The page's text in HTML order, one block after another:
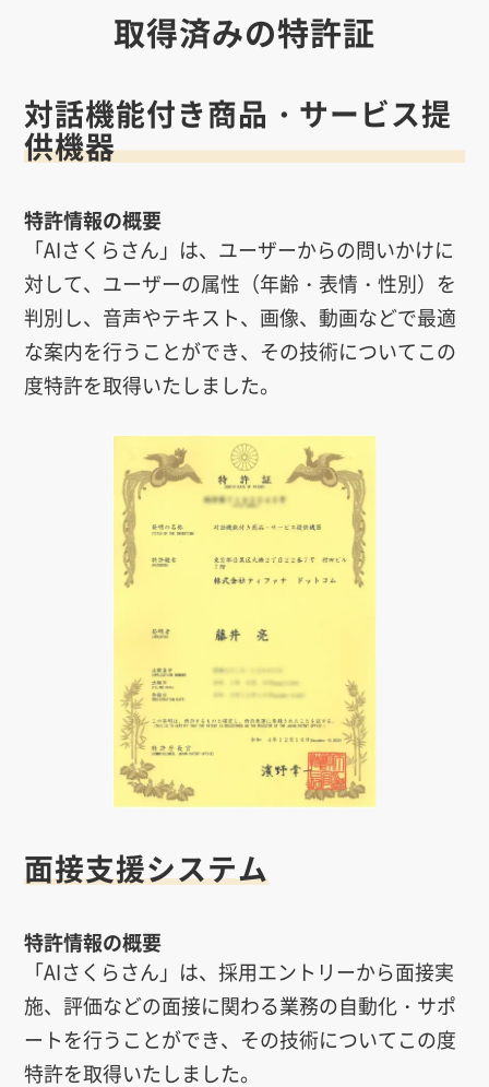
取得済みの特許証
対話機能付き商品・サービス提
供機器
特許情報の概要
「AIさくらさん」は、ユーザーからの問いかけに
対して、ユーザーの属性（年齢・表情・性別）を
判別し、音声やテキスト、画像、動画などで最適
な案内を行うことができ、その技術についてこの
度特許を取得いたしました。
面接支援システム
特許情報の概要
「AIさくらさん」は、採用エントリーから面接実
施、評価などの面接に関わる業務の自動化・サポ
ートを行うことができ、その技術についてこの度
特許を取得いたしました。